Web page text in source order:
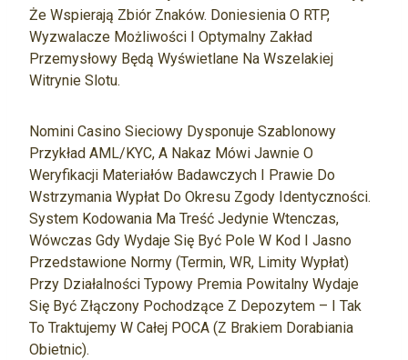
Że Wspierają Zbiór Znaków. Doniesienia O RTP,
Wyzwalacze Możliwości I Optymalny Zakład
Przemysłowy Będą Wyświetlane Na Wszelakiej
Witrynie Slotu.
Nomini Casino Sieciowy Dysponuje Szablonowy
Przykład AML/KYC, A Nakaz Mówi Jawnie O
Weryfikacji Materiałów Badawczych I Prawie Do
Wstrzymania Wypłat Do Okresu Zgody Identyczności.
System Kodowania Ma Treść Jedynie Wtenczas,
Wówczas Gdy Wydaje Się Być Pole W Kod I Jasno
Przedstawione Normy (termin, WR, Limity Wypłat)
Przy Działalności Typowy Premia Powitalny Wydaje
Się Być Złączony Pochodzące Z Depozytem – I Tak
To Traktujemy W Całej POCA (z Brakiem Dorabiania
Obietnic).